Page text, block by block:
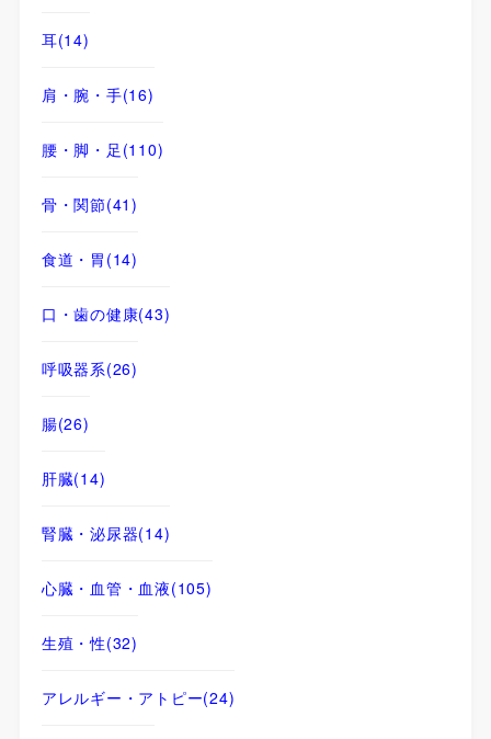
耳(14)
肩・腕・手(16)
腰・脚・足 (110)
骨・関節(41)
食道・胃 (14)
口・歯の健康(43)
呼吸器系(26)
腸(26)
肝臓(14)
腎臓・泌尿器(14)
心臓・血管・血液(105)
生殖・性(32)
アレルギー・アトピー(24)